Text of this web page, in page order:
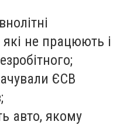
не працюють і
ЄСВ
авто, якому